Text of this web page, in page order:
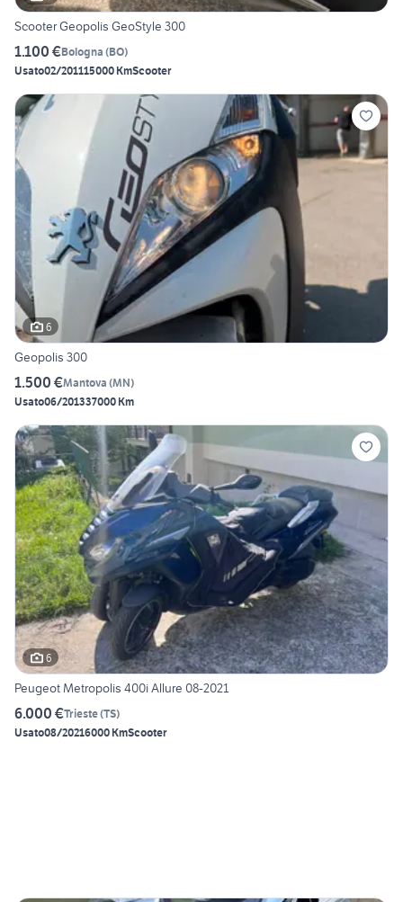
Scooter Geopolis GeoStyle 300
1.100 €Bologna (BO)
Usato02/201115000 KmScooter
6
Geopolis 300
1.500 €Mantova (MN)
Usato06/201337000 Km
6
Peugeot Metropolis 400i Allure 08-2021
6.000 €Trieste(TS)
Usato08/20216000 KmScooter